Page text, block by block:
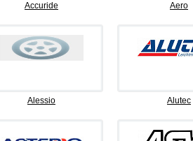
Accuride Aero
Alessio Alutec